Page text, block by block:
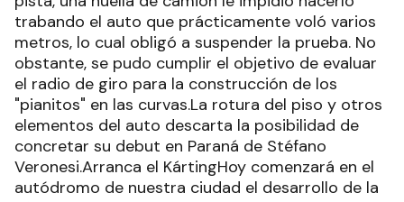
trabando el auto que prácticamente voló varios
metros, lo cual obligó a suspender la prueba. No
obstante, se pudo cumplir el objetivo de evaluar
el radio de giro para la construcción de los
"pianitos" en las curvas.La rotura del piso y otros
elementos del auto descarta la posibilidad de
concretar su debut en Paraná de Stéfano
Veronesi.Arranca el KártingHoy comenzará en el
autódromo de nuestra ciudad el desarrollo de la